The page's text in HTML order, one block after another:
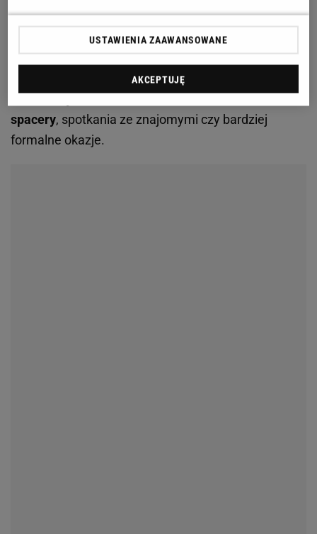
Kopertowy dekolt pięknie wysmukla górne partie
ciała, a krótki rękawek dyskretnie zakrywa ramiona.
To idealny fason dla kobiet, które chcą wyglądać z
klasą, ale bez przesadnego odsłaniania ciała.
Sukienka jest lekka i zwiewna, idealna na letnie
spacery, spotkania ze znajomymi czy bardziej
formalne okazje.
USTAWIENIA ZAAWANSOWANE
AKCEPTUJĘ